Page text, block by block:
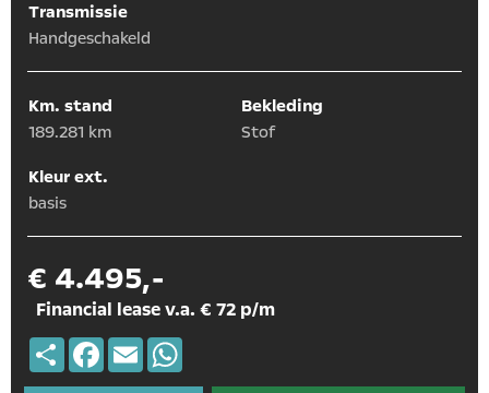
Transmissie
Handgeschakeld
Km. stand
189.281 km
Bekleding
Stof
Kleur ext.
basis
€ 4.495,-
Financial lease v.a. € 72 p/m
Deel Facebook
Email